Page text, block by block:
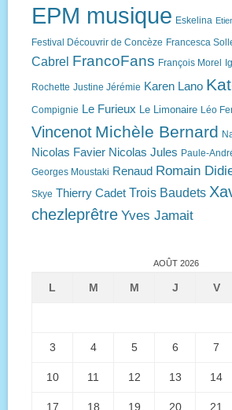
EPM musique Eskelina
Festival Découvrir de Concèze Francesca
Cabrel FrancoFans François Morel
Rochette Justine Jérémie Karen Lano
Compignie Le Furieux Le Limonaire Léo
Vincenot Michèle Bernard
Nicolas Favier Nicolas Jules Paule-
Georges Moustaki Renaud Romain
Skye Thierry Cadet Trois Baudets
chezleprêtre Yves Jamait
AOÛT 2026
L M M J V
3 4 5 6 7
10 11 12 13 14
17 18 19 20 21